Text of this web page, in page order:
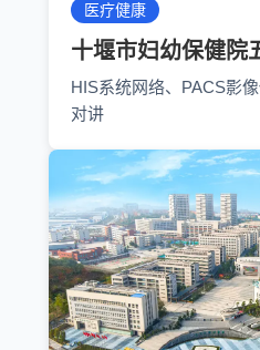
医疗健康
十堰市妇幼保健院
HIS系统网络、PACS影
对讲